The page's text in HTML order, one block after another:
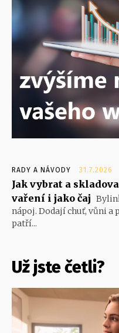
RADY A NÁVODY 31.7.2026
Jak vybrat a
vaření i jako čaj
nápoj. Dodají chuť, vůni a
patří...
Už jste četli?